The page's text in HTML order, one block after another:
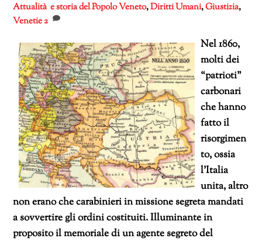
Attualità e storia del Popolo Veneto,Diritti Umani,Giustizia,
Venetie2
Nel 1860,
molti dei
“patrioti”
carbonari
che hanno
fatto il
risorgimen
to, ossia
l’Italia
unita, altro
non erano che carabinieri in missione segreta mandati
a sovvertire gli ordini costituiti. Illuminante in
proposito il memoriale di un agente segreto del